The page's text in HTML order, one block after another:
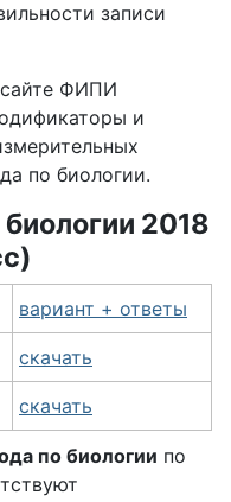
записи
сайте ФИПИ
и
по биологии.
2018
вариант + ответы
скачать
скачать
по биологии по